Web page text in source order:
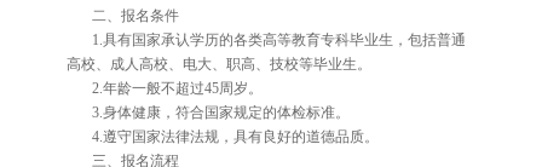
二、报名条件
1.具有国家承认学历的各类高等教育专科毕业生，包括普通
高校、成人高校、电大、职高、技校等毕业生。
2.年龄一般不超过45周岁。
3.身体健康，符合国家规定的体检标准。
4.遵守国家法律法规，具有良好的道德品质。
三、报名流程